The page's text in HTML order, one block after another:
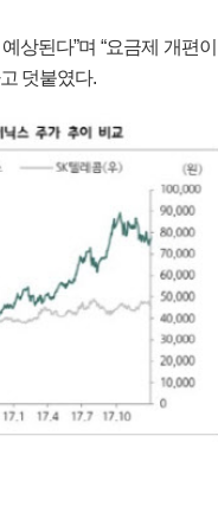
상된다”며 “요금제 개편이
덧붙였다.